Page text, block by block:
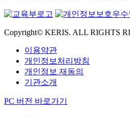
Copyright© KERIS. ALL RIGHTS
이용약관
개인정보처리방침
개인정보 재동의
기관소개
PC 버전 바로가기